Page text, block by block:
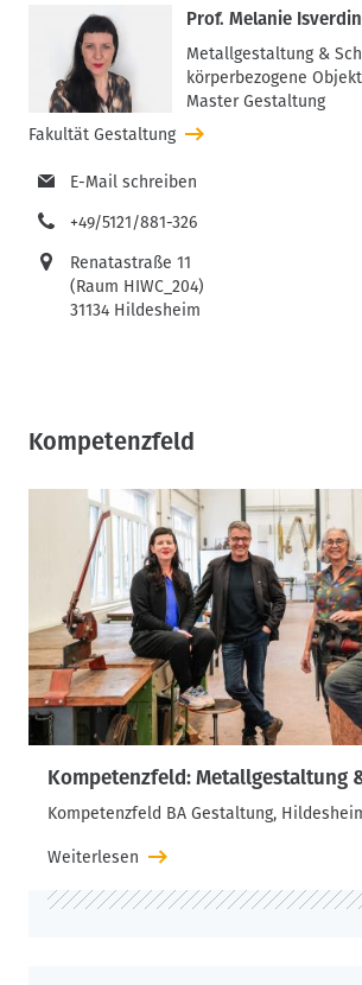
Prof. Melanie
Metallgestaltung &
körperbezogene
Master Gestaltung
Fakultät Gestaltung
E-Mail schreiben
+49/5121/881-326
Renatastraße 11
(Raum HIWC_204)
31134 Hildesheim
Kompetenzfeld
Kompetenzfeld: Metallgestaltung
Kompetenzfeld BA Gestaltung,
Weiterlesen